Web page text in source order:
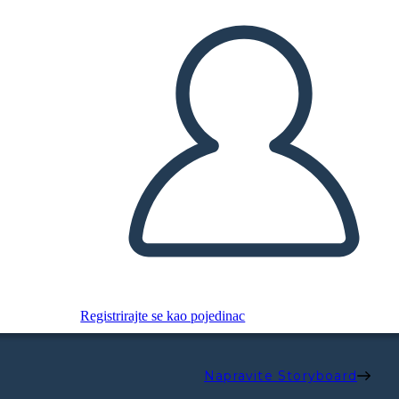
Registrirajte se kao pojedinac
Napravite Storyboard